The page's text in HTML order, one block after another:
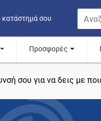
κατάστημά σου
Προσφορές
σου για να δεις με